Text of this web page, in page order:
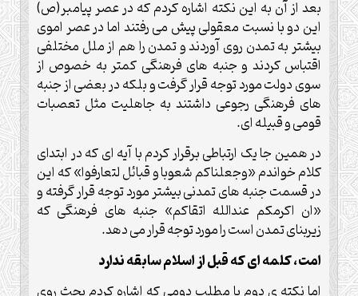
بعد از آن به این نکته اشاره کردم که در عصر پیامبر(ص)
این دو با نسبت معقولی پیش می رفتند اما در عصر اموی
بیشتر به تمدن روی آوردند و تمدن را هم از ملل مختلفی
اقتباس کردند و جنبه های فرهنگی کمتر به خصوص از
سوی دولت مورد توجه قرار گرفت و بلکه در بعضی از جنبه
های فرهنگی رجوعی داشتند به جاهلیت مثل تعصبات
قومی و قبیله ای.
در همین جا یک ارتباطی برقرار کردم با آیه ای که در ابتدای
کلام خواندم «وجعلناکم شعوبا و قبائل لتعارفوا» که این
در قسمت جنبه های تمدنی بیشتر مورد توجه قرار گرفته و
«ان اکرمکم عندالله اتقاکم» جنبه های فرهنگی که
زیربنای تمدن است را مورد توجه قرار می دهد.
امت، کلمه ای که قبل از اسلام سابقه ندارد